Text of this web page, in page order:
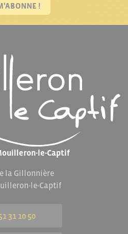
!
le-Captif
la Gillonnière
le-Captif
31 10 50